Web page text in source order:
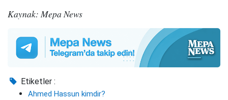
Kaynak: Mepa News
Etiketler :
Ahmed Hassun kimdir?